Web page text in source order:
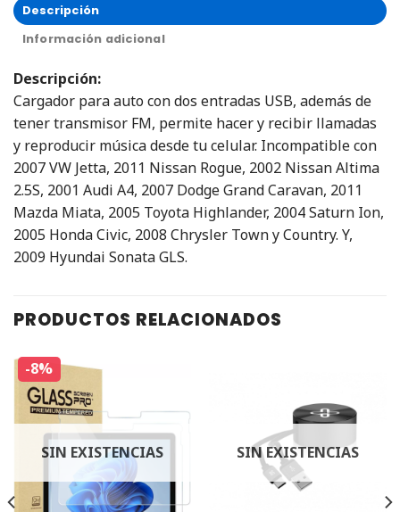
Descripción
Información adicional
Descripción:
Cargador para auto con dos entradas USB, además de
tener transmisor FM, permite hacer y recibir llamadas
y reproducir música desde tu celular. Incompatible con
2007 VW Jetta, 2011 Nissan Rogue, 2002 Nissan Altima
2.5S, 2001 Audi A4, 2007 Dodge Grand Caravan, 2011
Mazda Miata, 2005 Toyota Highlander, 2004 Saturn Ion,
2005 Honda Civic, 2008 Chrysler Town y Country. Y,
2009 Hyundai Sonata GLS.
PRODUCTOS RELACIONADOS
-8%
SIN EXISTENCIAS SIN EXISTENCIAS